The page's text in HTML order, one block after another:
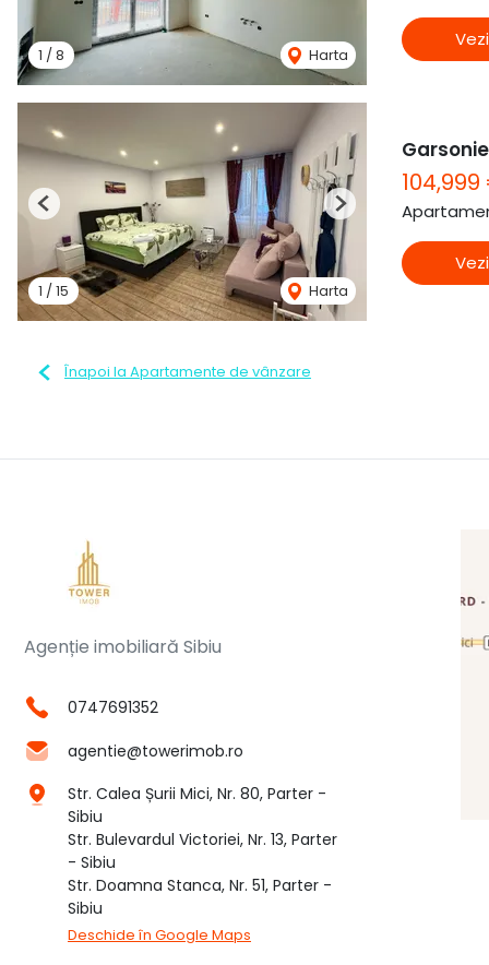
1 /8 Harta
1 /15 Harta
Previous Next
Înapoi la Apartamente de vânzare
Agenție imobiliară Sibiu
0747691352
agentie@towerimob.ro
Str. Calea Șurii Mici, Nr. 80, Parter -
Sibiu
Str. Bulevardul Victoriei, Nr. 13, Parter
- Sibiu
Str. Doamna Stanca, Nr. 51, Parter -
Sibiu
Deschide în Google Maps